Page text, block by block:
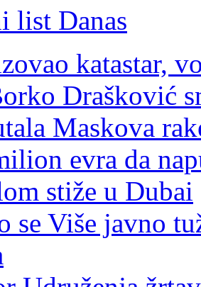
list Danas
katastar,
Drašković
Maskova
evra da
stiže u Dubai
se Više javno